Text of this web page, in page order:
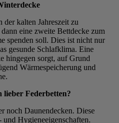
der kalten Jahreszeit zu
eine zweite Bettdecke zum
spenden soll. Dies ist nicht nur
gesunde Schlafklima. Eine
hingegen sorgt, auf Grund
Wärmespeicherung und
lieber Federbetten?
noch Daunendecken. Diese
und Hygieneeigenschaften.